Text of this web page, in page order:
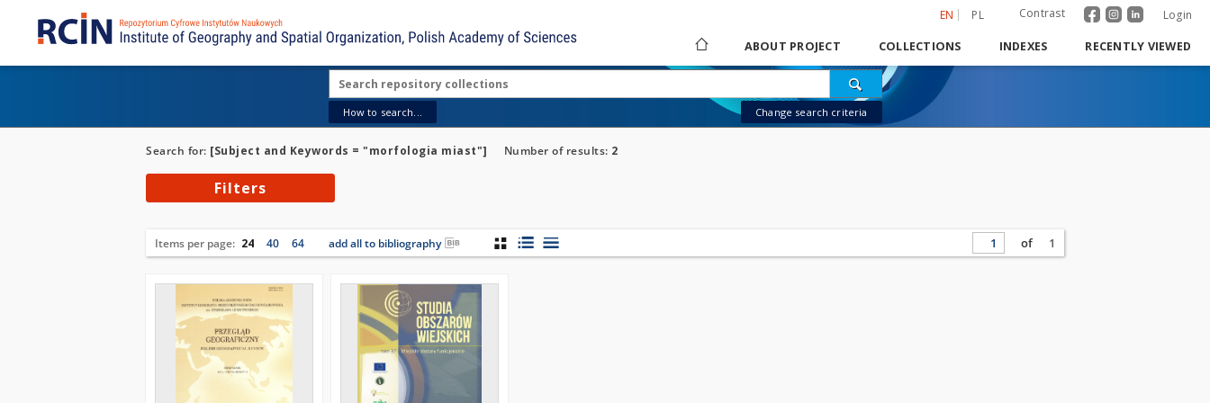
EN PL Contrast Login
ABOUT PROJECT COLLECTIONS INDEXES RECENTLY VIEWED
How to search... Change search criteria
Search for: [Subject and Keywords = "morfologia miast"] Number of results: 2
Filters
Items per page: 24 40 64 add all to bibliography of 1